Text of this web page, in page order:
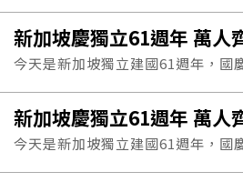
噸的相關成品與庫存已下架及管控
關抽驗的樣品，...
今天是新加坡獨立建國61週年，國
家體育場，吸引數萬名民眾齊聚，
事」。今年主辦方...
今天是新加坡獨立建國61週年，國
家體育場，吸引數萬名民眾齊聚，